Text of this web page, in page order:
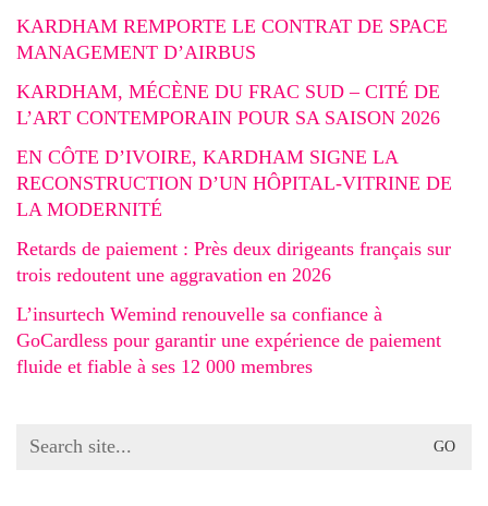
KARDHAM REMPORTE LE CONTRAT DE SPACE
MANAGEMENT D’AIRBUS
KARDHAM, MÉCÈNE DU FRAC SUD – CITÉ DE
L’ART CONTEMPORAIN POUR SA SAISON 2026
EN CÔTE D’IVOIRE, KARDHAM SIGNE LA
RECONSTRUCTION D’UN HÔPITAL-VITRINE DE
LA MODERNITÉ
Retards de paiement : Près deux dirigeants français sur
trois redoutent une aggravation en 2026
L’insurtech Wemind renouvelle sa confiance à
GoCardless pour garantir une expérience de paiement
fluide et fiable à ses 12 000 membres
Search